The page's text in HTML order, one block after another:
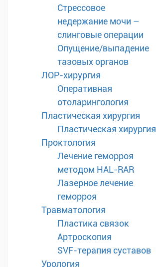
Стрессовое
недержание мочи –
слинговые операции
Опущение/выпадение
тазовых органов
ЛОР-хирургия
Оперативная
отоларингология
Пластическая хирургия
Пластическая хирургия
Проктология
Лечение геморроя
методом HAL-RAR
Лазерное лечение
геморроя
Травматология
Пластика связок
Артроскопия
SVF-терапия суставов
Урология